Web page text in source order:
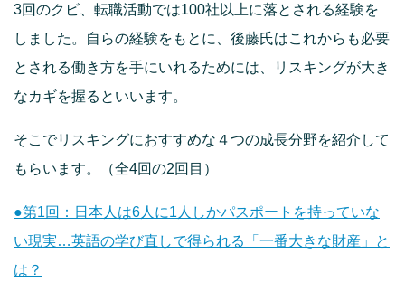
3回のクビ、転職活動では100社以上に落とされる経験を
しました。自らの経験をもとに、後藤氏はこれからも必要
とされる働き方を手にいれるためには、リスキングが大き
なカギを握るといいます。
そこでリスキングにおすすめな４つの成長分野を紹介して
もらいます。（全4回の2回目）
●第1回：日本人は6人に1人しかパスポートを持っていな
い現実…英語の学び直しで得られる「一番大きな財産」と
は？